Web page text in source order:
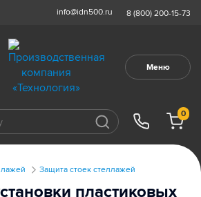
info@idn500.ru 8 (800) 200-15-73
Меню
0
Защита стоек стеллажей
пластиковых